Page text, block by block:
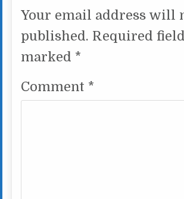
Your email address will
published. Required
marked *
Comment *